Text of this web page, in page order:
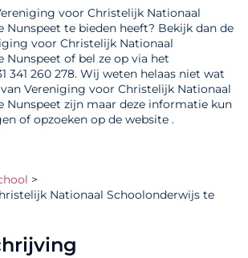
voor Christelijk Nationaal
Nunspeet te bieden heeft? Bekijk dan de
voor Christelijk Nationaal
Nunspeet of bel ze op via het
341 260 278. Wij weten helaas niet wat
Vereniging voor Christelijk Nationaal
Nunspeet zijn maar deze informatie kun
of opzoeken op de website .
Nationaal Schoolonderwijs te